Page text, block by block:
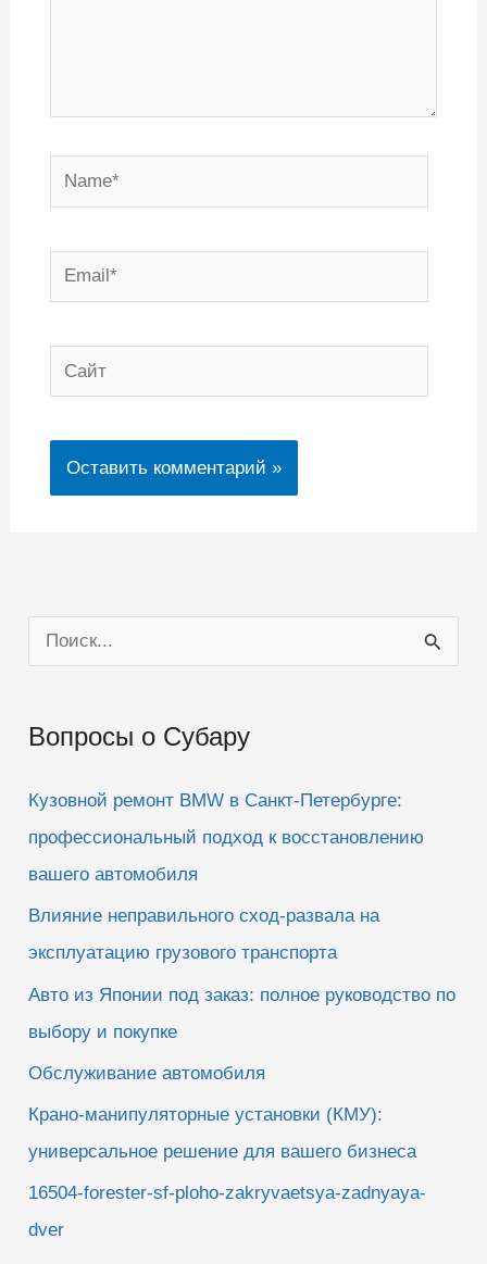
Name*
Email*
Сайт
о
с
Вопросы о Субару
Кузовной ремонт BMW в Санкт-Петербурге:
профессиональный подход к восстановлению
вашего автомобиля
Влияние неправильного сход-развала на
эксплуатацию грузового транспорта
Авто из Японии под заказ: полное руководство по
выбору и покупке
Обслуживание автомобиля
Крано-манипуляторные установки (КМУ):
универсальное решение для вашего бизнеса
16504-forester-sf-ploho-zakryvaetsya-zadnyaya-
dver